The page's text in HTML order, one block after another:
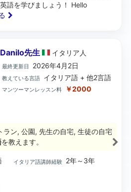
語を学びましょう！ Hello
Danilo先生 イタリア 人
最終更新日 2026年4月2日
教えている言語 イタリア語 + 他2言語
マンツーマンレッスン料 ￥2000
ラン, 公園, 先生の自宅, 生徒の自宅
を教えます。
イタリア語講師経験
2年～3年